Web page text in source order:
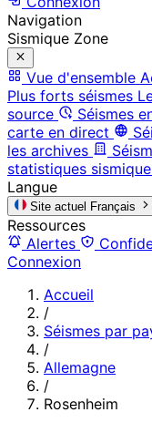
Navigation
Sismique Zone
Vue d'ensemble
Plus forts séismes
source
Séismes
carte en direct
les archives
statistiques
Langue
Site actuel Français
Ressources
Alertes
Connexion
Accueil
/
Séismes par
/
Allemagne
/
Rosenheim